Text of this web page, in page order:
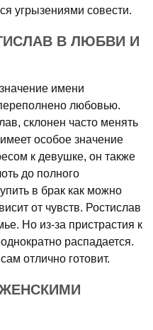
угрызениями совести.
В ЛЮБВИ И
имени
любовью.
склонен часто менять
особое значение
к девушке, он также
до полного
в брак как можно
от чувств. Ростислав
Но из-за пристрастия к
распадается.
отлично готовит.